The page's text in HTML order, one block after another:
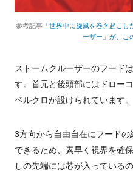
参考記事 「世界中に旋風を巻き起こ
ーザー」が、こ
ストームクルーザーのフード
す。首元と後頭部にはドロー
ベルクロが設けられています。
3方向から自由自在にフード
できるため、素早く視界を確
しの先端には芯が入っている